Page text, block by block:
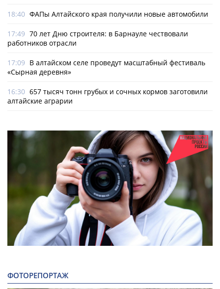
18:40 ФАПы Алтайского края получили новые автомобили
17:49 70 лет Дню строителя: в Барнауле чествовали
работников отрасли
17:09 В алтайском селе проведут масштабный фестиваль
«Сырная деревня»
16:30 657 тысяч тонн грубых и сочных кормов заготовили
алтайские аграрии
ФОТОРЕПОРТАЖ